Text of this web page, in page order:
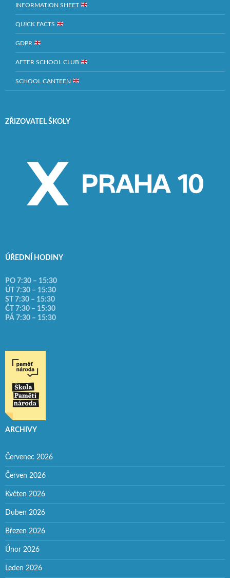
INFORMATION SHEET
QUICK FACTS
GDPR
AFTER SCHOOL CLUB
SCHOOL CANTEEN
ZŘIZOVATEL ŠKOLY
ÚŘEDNÍ HODINY
PO 7:30 – 15:30
ÚT 7:30 – 15:30
ST 7:30 – 15:30
ČT 7:30 – 15:30
PÁ 7:30 – 15:30
ARCHIVY
Červenec 2026
Červen 2026
Květen 2026
Duben 2026
Březen 2026
Únor 2026
Leden 2026